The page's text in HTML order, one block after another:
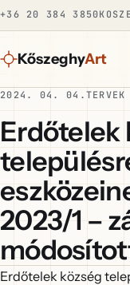
+36 20 384 3850
KőszeghyArt
2024. 04. 04.TERVEK
Erdőtelek
2023/1 –
Erdőtelek község